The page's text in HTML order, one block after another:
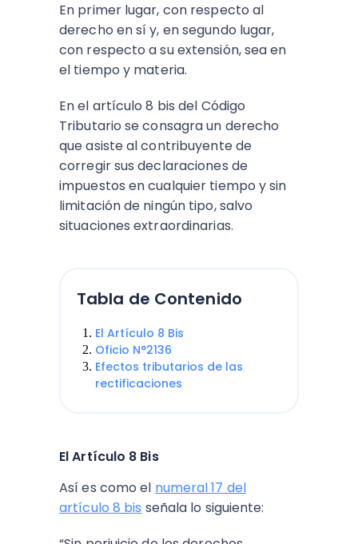
En primer lugar, con respecto al
derecho en sí y, en segundo lugar,
con respecto a su extensión, sea en
el tiempo y materia.
En el artículo 8 bis del Código
Tributario se consagra un derecho
que asiste al contribuyente de
corregir sus declaraciones de
impuestos en cualquier tiempo y sin
limitación de ningún tipo, salvo
situaciones extraordinarias.
Tabla de Contenido
El Artículo 8 Bis
Oficio N°2136
Efectos tributarios de las
rectificaciones
El Artículo 8 Bis
Así es como el numeral 17 del
artículo 8 bis señala lo siguiente: